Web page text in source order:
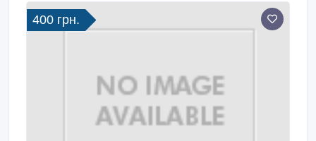
400 грн.